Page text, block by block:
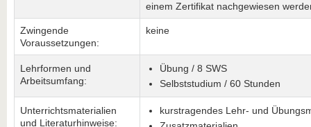
einem Zertifikat nachgewiesen
Zwingende
Voraussetzungen:
keine
Lehrformen und
Arbeitsumfang:
Übung / 8 SWS
Selbststudium / 60 Stunden
Unterrichtsmaterialien
und Literaturhinweise:
kurstragendes Lehr- und